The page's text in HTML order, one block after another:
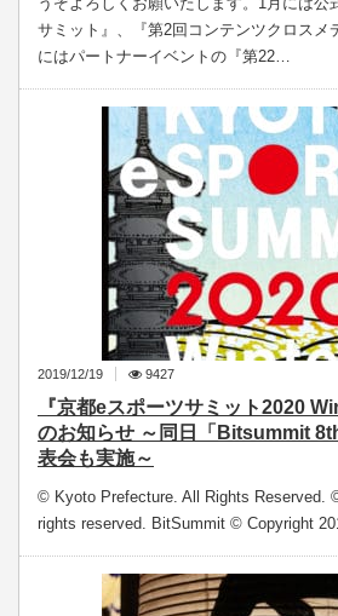
サミット』、『第2回コンテンツクロスメ
にはパートナーイベントの『第22…
2019/12/19 9427
『京都eスポーツサミット2020
のお知らせ ～同日「Bitsummit
表会も実施～
© Kyoto Prefecture. All Rights Reserved.
rights reserved. BitSummit © Copyright